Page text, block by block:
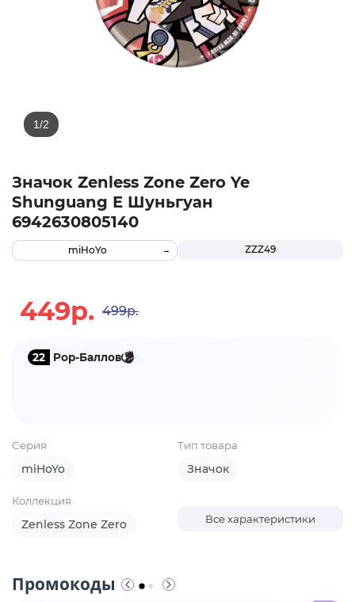
Значок Zenless Zone Zero Ye
Shunguang Е Шуньгуан
6942630805140
ZZZ49
miHoYo
449р. 499р.
22 Pop-Баллов
Серия
miHoYo
Тип товара
Значок
Коллекция
Zenless Zone Zero Все характеристики
Промокоды